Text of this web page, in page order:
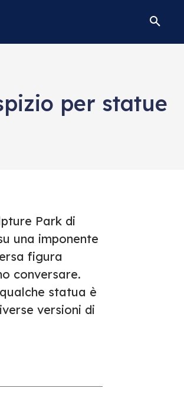
per statue
Park di
una imponente
figura
conversare.
statua è
versioni di